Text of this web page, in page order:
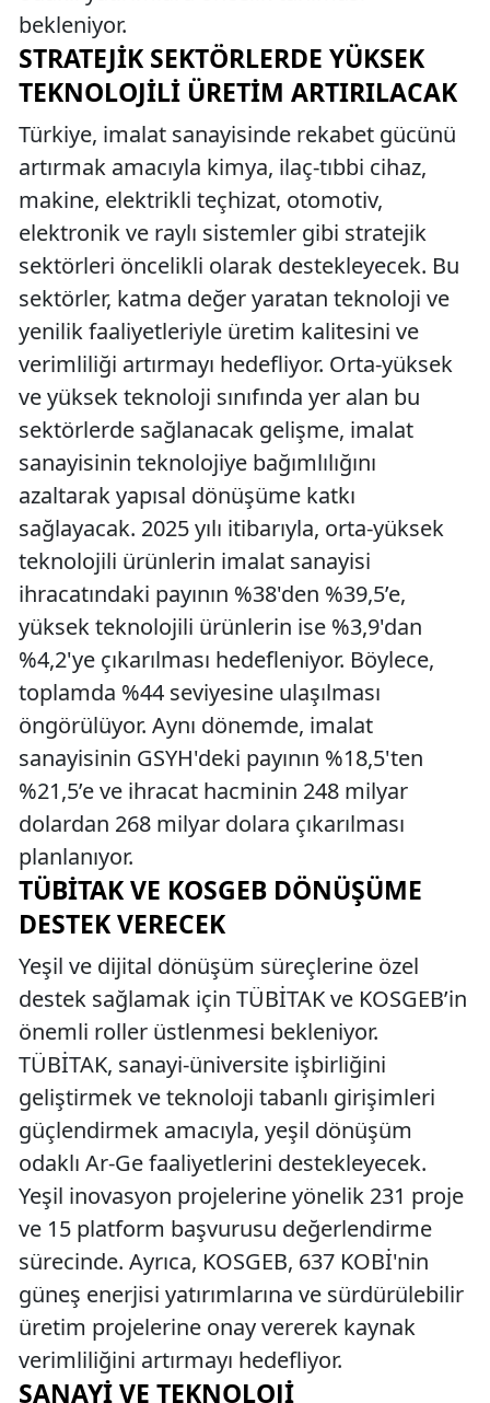
bekleniyor.
STRATEJIK SEKTÖRLERDE YÜKSEK
TEKNOLOJILI ÜRETIM ARTIRILACAK
Türkiye, imalat sanayisinde rekabet gücünü
artırmak amacıyla kimya, ilaç-tıbbi cihaz,
makine, elektrikli teçhizat, otomotiv,
elektronik ve raylı sistemler gibi stratejik
sektörleri öncelikli olarak destekleyecek. Bu
sektörler, katma değer yaratan teknoloji ve
yenilik faaliyetleriyle üretim kalitesini ve
verimliliği artırmayı hedefliyor. Orta-yüksek
ve yüksek teknoloji sınıfında yer alan bu
sektörlerde sağlanacak gelişme, imalat
sanayisinin teknolojiye bağımlılığını
azaltarak yapısal dönüşüme katkı
sağlayacak. 2025 yılı itibarıyla, orta-yüksek
teknolojili ürünlerin imalat sanayisi
ihracatındaki payının %38'den %39,5’e,
yüksek teknolojili ürünlerin ise %3,9'dan
%4,2'ye çıkarılması hedefleniyor. Böylece,
toplamda %44 seviyesine ulaşılması
öngörülüyor. Aynı dönemde, imalat
sanayisinin GSYH'deki payının %18,5'ten
%21,5’e ve ihracat hacminin 248 milyar
dolardan 268 milyar dolara çıkarılması
planlanıyor.
TÜBİTAK VE KOSGEB DÖNÜŞÜME
DESTEK VERECEK
Yeşil ve dijital dönüşüm süreçlerine özel
destek sağlamak için TÜBİTAK ve KOSGEB’in
önemli roller üstlenmesi bekleniyor.
TÜBİTAK, sanayi-üniversite işbirliğini
geliştirmek ve teknoloji tabanlı girişimleri
güçlendirmek amacıyla, yeşil dönüşüm
odaklı Ar-Ge faaliyetlerini destekleyecek.
Yeşil inovasyon projelerine yönelik 231 proje
ve 15 platform başvurusu değerlendirme
sürecinde. Ayrıca, KOSGEB, 637 KOBİ'nin
güneş enerjisi yatırımlarına ve sürdürülebilir
üretim projelerine onay vererek kaynak
verimliliğini artırmayı hedefliyor.
SANAYI VE TEKNOLOJI